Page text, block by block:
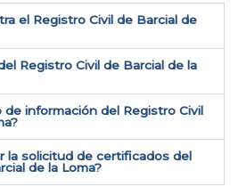
el Registro Civil de Barcial de
Registro Civil de Barcial de la
de información del Registro Civil
la solicitud de certificados del
de la Loma​?